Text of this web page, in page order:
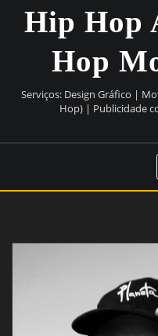
Hip Hop
Hop
Serviços: Design Gráfico |
Hop) | Publicidade